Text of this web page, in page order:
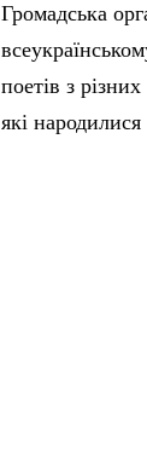
Громадська
поетів з
які